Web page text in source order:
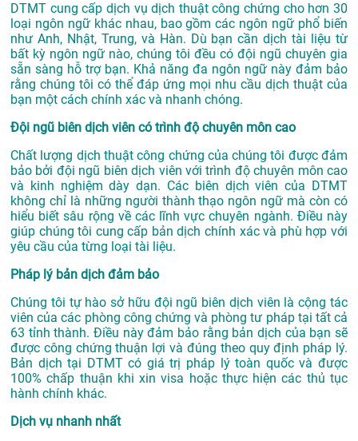
DTMT cung cấp dịch vụ dịch thuật công chứng cho hơn 30
loại ngôn ngữ khác nhau, bao gồm các ngôn ngữ phổ biến
như Anh, Nhật, Trung, và Hàn. Dù bạn cần dịch tài liệu từ
bất kỳ ngôn ngữ nào, chúng tôi đều có đội ngũ chuyên gia
sẵn sàng hỗ trợ bạn. Khả năng đa ngôn ngữ này đảm bảo
rằng chúng tôi có thể đáp ứng mọi nhu cầu dịch thuật của
bạn một cách chính xác và nhanh chóng.
Đội ngũ biên dịch viên có trình độ chuyên môn cao
Chất lượng dịch thuật công chứng của chúng tôi được đảm
bảo bởi đội ngũ biên dịch viên với trình độ chuyên môn cao
và kinh nghiệm dày dạn. Các biên dịch viên của DTMT
không chỉ là những người thành thạo ngôn ngữ mà còn có
hiểu biết sâu rộng về các lĩnh vực chuyên ngành. Điều này
giúp chúng tôi cung cấp bản dịch chính xác và phù hợp với
yêu cầu của từng loại tài liệu.
Pháp lý bản dịch đảm bảo
Chúng tôi tự hào sở hữu đội ngũ biên dịch viên là cộng tác
viên của các phòng công chứng và phòng tư pháp tại tất cả
63 tỉnh thành. Điều này đảm bảo rằng bản dịch của bạn sẽ
được công chứng thuận lợi và đúng theo quy định pháp lý.
Bản dịch tại DTMT có giá trị pháp lý toàn quốc và được
100% chấp thuận khi xin visa hoặc thực hiện các thủ tục
hành chính khác.
Dịch vụ nhanh nhất